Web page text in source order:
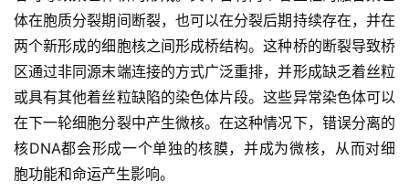
体在胞质分裂期间断裂，也可以在分裂后期持续存在，并在
两个新形成的细胞核之间形成桥结构。这种桥的断裂导致桥
区通过非同源末端连接的方式广泛重排，并形成缺乏着丝粒
或具有其他着丝粒缺陷的染色体片段。这些异常染色体可以
在下一轮细胞分裂中产生微核。在这种情况下，错误分离的
核DNA都会形成一个单独的核膜，并成为微核，从而对细
胞功能和命运产生影响。